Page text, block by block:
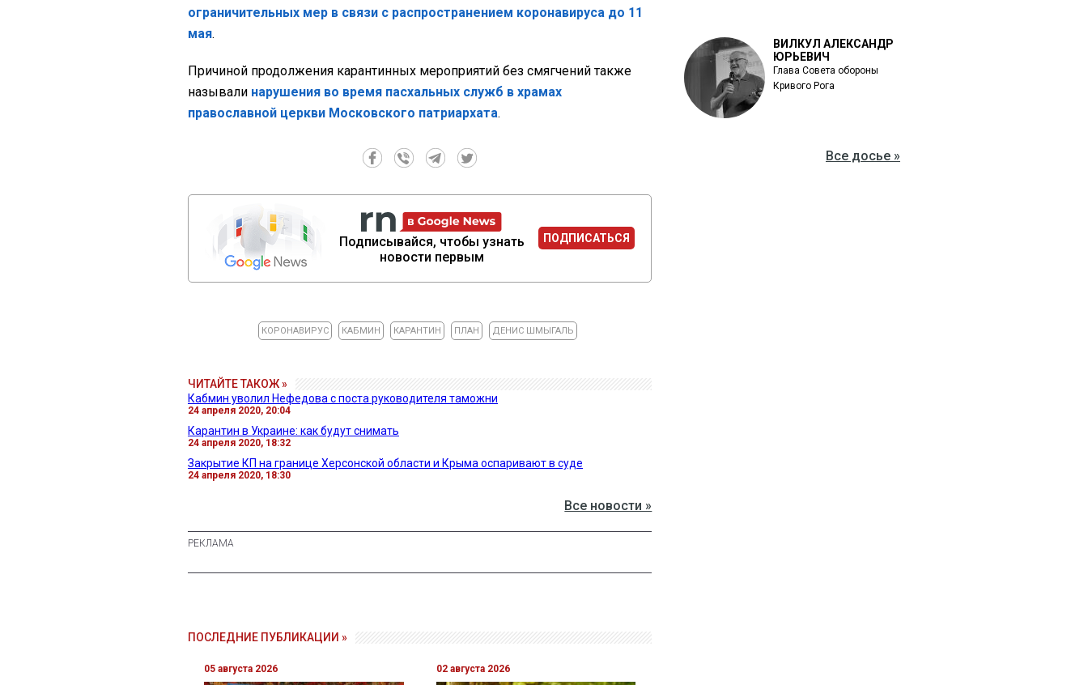
ограничительных мер в связи с распространением коронавируса до 11
мая.
Причиной продолжения карантинных мероприятий без смягчений также
называли нарушения во время пасхальных служб в храмах
православной церкви Московского патриархата.
Подписывайся, чтобы узнать
новости первым
ПОДПИСАТЬСЯ
КОРОНАВИРУС КАБМИН КАРАНТИН ПЛАН ДЕНИС ШМЫГАЛЬ
ЧИТАЙТЕ ТАКОЖ »
Кабмин уволил Нефедова с поста руководителя таможни
24 апреля 2020, 20:04
Карантин в Украине: как будут снимать
24 апреля 2020, 18:32
Закрытие КП на границе Херсонской области и Крыма оспаривают в суде
24 апреля 2020, 18:30
Все новости »
ПОСЛЕДНИЕ ПУБЛИКАЦИИ »
05 августа 2026 02 августа 2026
ВИЛКУЛ АЛЕКСАНДР
ЮРЬЕВИЧ
Глава Совета обороны
Кривого Рога
Все досье »